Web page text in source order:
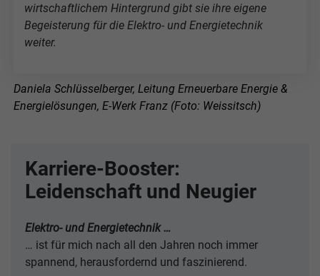
wirtschaftlichem Hintergrund gibt sie ihre eigene
Begeisterung für die Elektro- und Energietechnik
weiter.
Daniela Schlüsselberger, Leitung Erneuerbare Energie &
Energielösungen, E-Werk Franz (Foto: Weissitsch)
Karriere-Booster:
Leidenschaft und Neugier
Elektro- und Energietechnik …
… ist für mich nach all den Jahren noch immer
spannend, herausfordernd und faszinierend.